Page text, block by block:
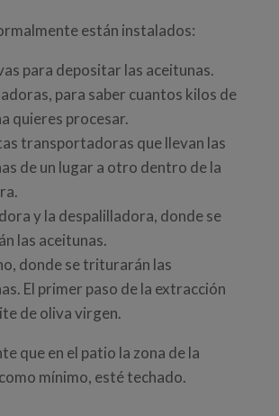
están instalados:
para depositar las aceitunas.
para saber cuantos kilos de
quieres procesar.
transportadoras que llevan las
de un lugar a otro dentro de la
y la despalilladora, donde se
las aceitunas.
donde se triturarán las
El primer paso de la extracción
de oliva virgen.
que en el patio la zona de la
mínimo, esté techado.